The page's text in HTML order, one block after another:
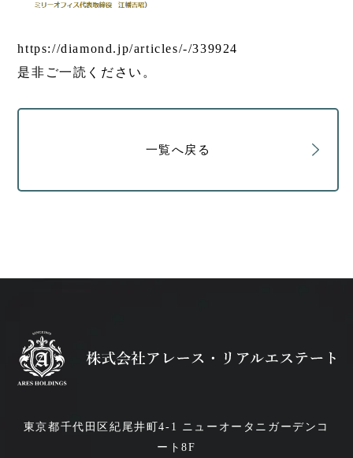
https://diamond.jp/articles/-/339924
是非ご一読ください。
一覧へ戻る
東京都千代田区紀尾井町4-1 ニューオータニガーデンコ
ート8F